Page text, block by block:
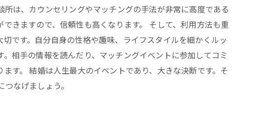
は、カウンセリングやマッチングの手法が非常に高度である
きますので、信頼性も高くなります。 そして、利用方法も重
です。自分自身の性格や趣味、ライフスタイルを細かくルッ
相手の情報を読んだり、マッチングイベントに参加してコミ
す。 結婚は人生最大のイベントであり、大きな決断です。そ
なげましょう。